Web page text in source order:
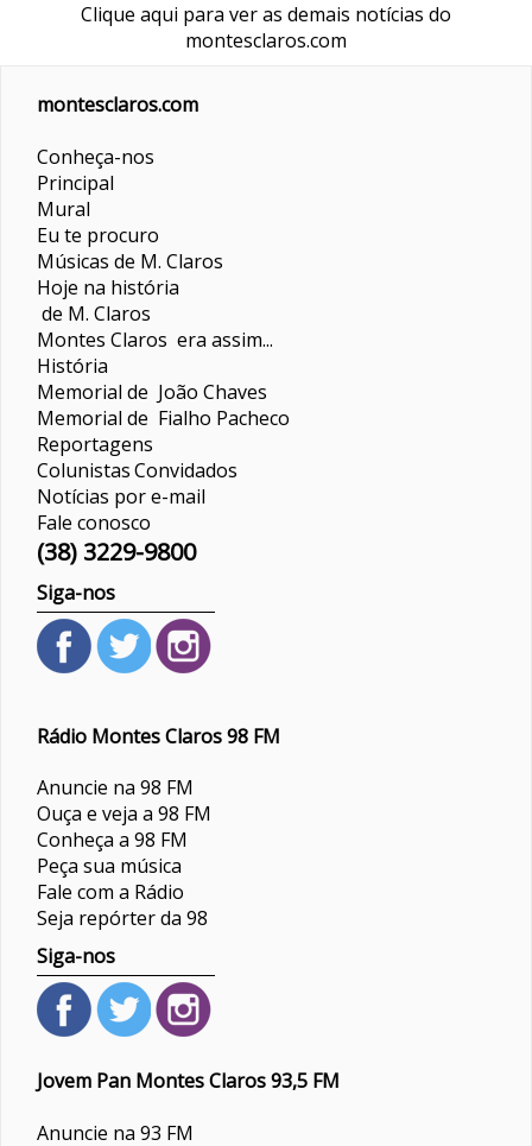
Clique aqui para ver as demais notícias do
montesclaros.com
montesclaros.com
Conheça-nos
Principal
Mural
Eu te procuro
Músicas de M. Claros
Hoje na história
de M. Claros
Montes Claros era assim...
História
Memorial de João Chaves
Memorial de Fialho Pacheco
Reportagens
ColunistasConvidados
Notícias por e-mail
Fale conosco
(38) 3229-9800
Siga-nos
Rádio Montes Claros 98 FM
Anuncie na 98 FM
Ouça e veja a 98 FM
Conheça a 98 FM
Peça sua música
Fale com a Rádio
Seja repórter da 98
Siga-nos
Jovem Pan Montes Claros 93,5 FM
Anuncie na 93 FM